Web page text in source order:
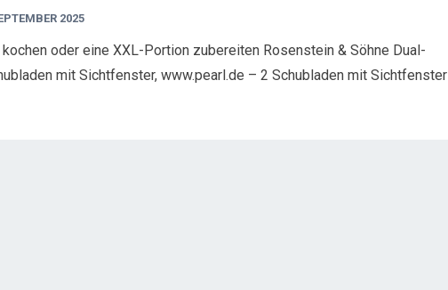
2025
oder eine XXL-Portion zubereiten Rosenstein & Söhne Dual-
mit Sichtfenster, www.pearl.de – 2 Schubladen mit Sichtfenster